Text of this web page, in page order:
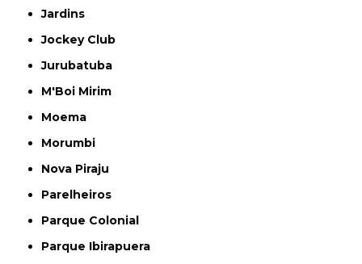
Jardins
Jockey Club
Jurubatuba
M'Boi Mirim
Moema
Morumbi
Nova Piraju
Parelheiros
Parque Colonial
Parque Ibirapuera